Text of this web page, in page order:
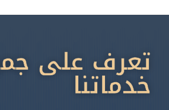
تعرف على
خدماتنا